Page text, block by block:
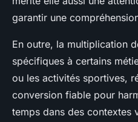
garantir une
En outre, la multiplication
spécifiques à certains
ou les activités sportives,
conversion fiable pour
temps dans des contextes